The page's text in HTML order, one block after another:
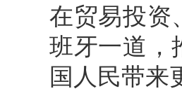
在贸易投资
班牙一道，
国人民带来